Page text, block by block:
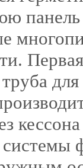
системы